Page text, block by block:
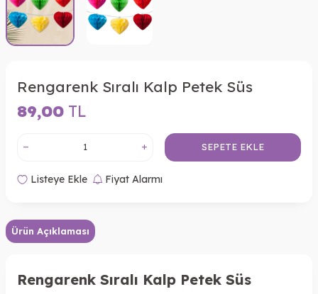
Rengarenk Sıralı Kalp Petek Süs
89,00 TL
SEPETE EKLE
Listeye Ekle Fiyat Alarmı
Ürün Açıklaması
Rengarenk Sıralı Kalp Petek Süs